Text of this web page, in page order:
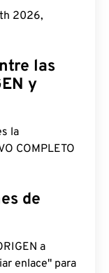
2026,
las
y
la
COMPLETO
de
a
enlace" para